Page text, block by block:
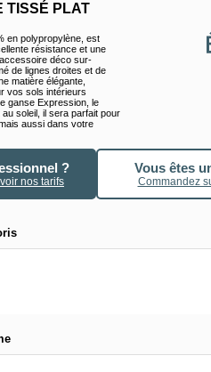
TISSÉ PLAT
en polypropylène, est
résistance et une
déco sur-
de lignes droites et de
matière élégante,
vos sols intérieurs
ganse Expression, le
soleil, il sera parfait pour
aussi dans votre
?
nos tarifs
Vous êtes
Commandez